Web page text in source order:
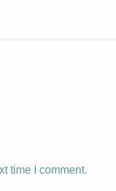
time I comment.